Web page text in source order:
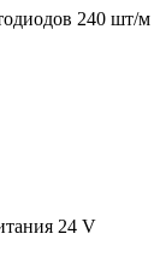
240 шт/м
24 V